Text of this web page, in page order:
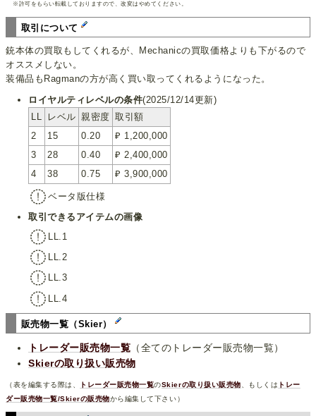
※許可をもらい転載しておりますので、改変はやめてください。
取引について
銃本体の買取もしてくれるが、Mechanicの買取価格よりも下がるので
オススメしない。
装備品もRagmanの方が高く買い取ってくれるようになった。
ロイヤルティレベルの条件(2025/12/14更新)
LL
レベル 親密度 取引額
2
15 0.20
₽ 1,200,000
3
28 0.40
₽ 2,400,000
4
38 0.75 ₽ 3,900,000
ベータ版仕様
取引できるアイテムの画像
LL.1
LL.2
LL.3
LL.4
販売物一覧（Skier）
トレーダー販売物一覧 （全てのトレーダー販売物一覧）
Skierの取り扱い販売物
（表を編集する際は、 トレーダー販売物一覧のSkierの取り扱い販売物、もしくは トレー
ダー販売物一覧/Skierの販売物から編集して下さい）